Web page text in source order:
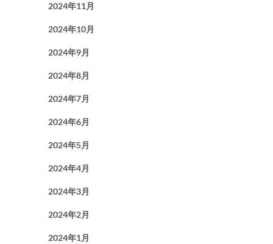
2024年11月
2024年10月
2024年9月
2024年8月
2024年7月
2024年6月
2024年5月
2024年4月
2024年3月
2024年2月
2024年1月